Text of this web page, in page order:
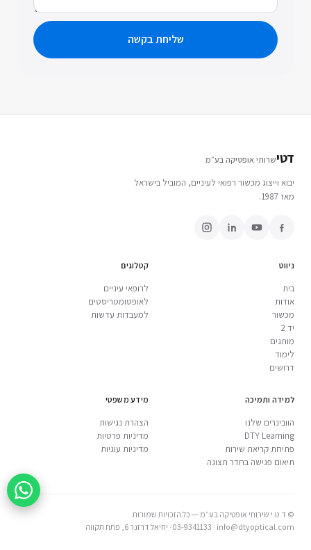
שליחת בקשה
דטישרותי אופטיקה בע״מ
יבוא וייצוג מכשור רפואי לעיניים, המוביל בישראל
מאז 1987.
ניווט
בית
אודות
מכשור
יד 2
מותגים
לימוד
דרושים
קטלוגים
לרופאי עיניים
לאופטומטריסטים
למעבדות עדשות
למידה ותמיכה
הוובינרים שלנו
DTY Learning
פתיחת קריאת שירות
תיאום פגישה בחדר תצוגה
מידע משפטי
הצהרת נגישות
מדיניות פרטיות
מדיניות עוגיות
© ד.ט.י שירותי אופטיקה בע״מ — כל הזכויות שמורות
info@dtyoptical.com
·
03-9341133
· יחיאל דרזנר 6, פתח תקווה